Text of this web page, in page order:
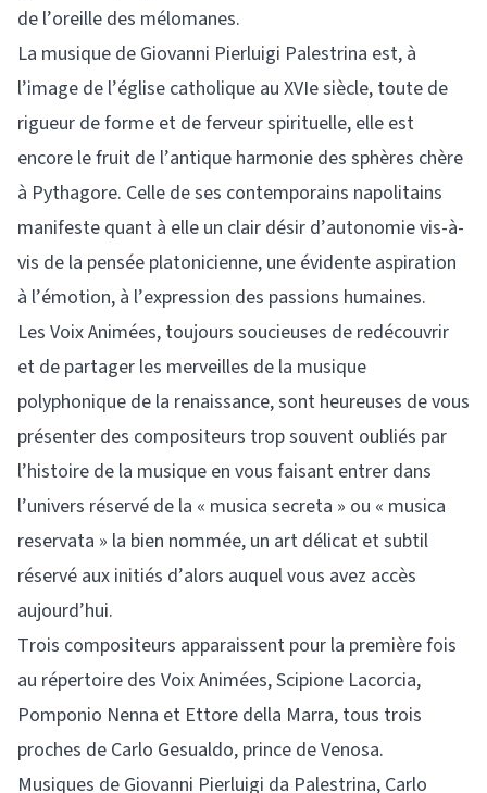
de l’oreille des mélomanes.
La musique de Giovanni Pierluigi Palestrina est, à
l’image de l’église catholique au XVIe siècle, toute de
rigueur de forme et de ferveur spirituelle, elle est
encore le fruit de l’antique harmonie des sphères chère
à Pythagore. Celle de ses contemporains napolitains
manifeste quant à elle un clair désir d’autonomie vis-à-
vis de la pensée platonicienne, une évidente aspiration
à l’émotion, à l’expression des passions humaines.
Les Voix Animées, toujours soucieuses de redécouvrir
et de partager les merveilles de la musique
polyphonique de la renaissance, sont heureuses de vous
présenter des compositeurs trop souvent oubliés par
l’histoire de la musique en vous faisant entrer dans
l’univers réservé de la « musica secreta » ou « musica
reservata » la bien nommée, un art délicat et subtil
réservé aux initiés d’alors auquel vous avez accès
aujourd’hui.
Trois compositeurs apparaissent pour la première fois
au répertoire des Voix Animées, Scipione Lacorcia,
Pomponio Nenna et Ettore della Marra, tous trois
proches de Carlo Gesualdo, prince de Venosa.
Musiques de Giovanni Pierluigi da Palestrina, Carlo